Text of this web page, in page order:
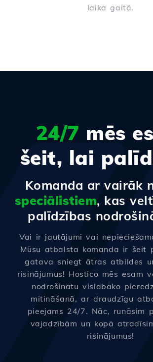
laika gaitā.
24/7 mēs
šeit, lai
Komanda ar vairāk
speciālistiem, kas
palīdzības
Vai ir jautājumi vai
Mūsu atbalsta komanda ir šeit
gatava sniegt ātras atbildes
risinājumus! Hostico mēs esam
nodrošinātu vislabāko
mitināšanā, ar draudzīgu
pieejams 24/7. Nāc, runāsim
vajadzībām un kopā
risinājumus!